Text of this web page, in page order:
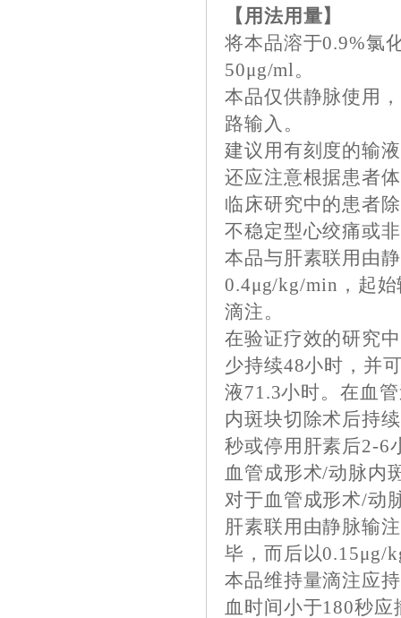
【用法用量】
将本品溶于0.9%氯
50μg/ml。
本品仅供静脉使用
路输入。
建议用有刻度的输
还应注意根据患者
临床研究中的患者
不稳定型心绞痛或
本品与肝素联用由
0.4μg/kg/min，起
滴注。
在验证疗效的研究
少持续48小时，并
液71.3小时。在血
内斑块切除术后持
秒或停用肝素后2-6
血管成形术/动脉内
对于血管成形术/动
肝素联用由静脉输
毕，而后以0.15μg/
本品维持量滴注应
血时间小于180秒